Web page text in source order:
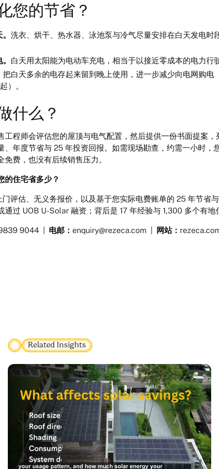
您的节省？
洗衣、烘干、热水器、泳池泵与冷气尽量安排在白天发电时
白天用太阳能为电动车充电，相当于以接近零成本的电力行
把白天多余的电存起来留到晚上使用，进一步减少向电网购电
）。
什么？
工程师会评估您的屋顶与电气配置，然后提供一份书面提案，
、年度节省与 25 年投资回报。如需现场勘查，约需一小时，
费，也没有后续销售压力。
的住宅省多少？
评估、无义务报价，以及基于您实际电费账单的 25 年节省
通过 UOB U-Solar 融资；背后是 17 年经验与 1,300 多个有地
9044 | 电邮： enquiry@rezeca.com | 网站：
Related Insights